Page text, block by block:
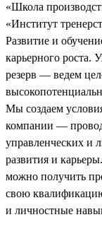
«Школа
«Институт
Развитие и
карьерного роста.
резерв — ведем
Мы создаем
компании —
управленческих и
развития и
можно получить
свою
и личностные